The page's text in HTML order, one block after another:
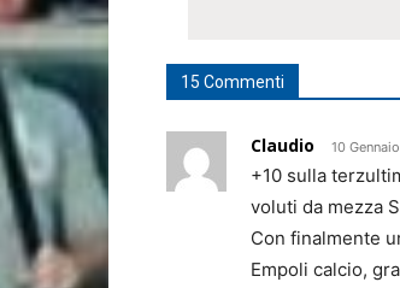
15 Commenti
Claudio 10
+10 sulla
voluti da mezza
Con finalmente
Empoli calcio,